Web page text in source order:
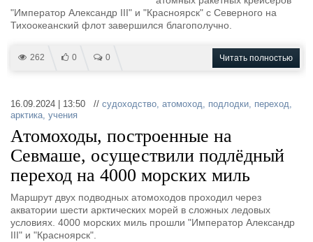
"Император Александр III" и "Красноярск" с Северного на
Тихоокеанский флот завершился благополучно.
262 0 0 Читать полностью
16.09.2024 | 13:50 // судоходство, атомоход, подлодки, переход,
арктика, учения
Атомоходы, построенные на
Севмаше, осуществили подлёдный
переход на 4000 морских миль
Маршрут двух подводных атомоходов проходил через
акватории шести арктических морей в сложных ледовых
условиях. 4000 морских миль прошли "Император Александр
III" и "Красноярск".